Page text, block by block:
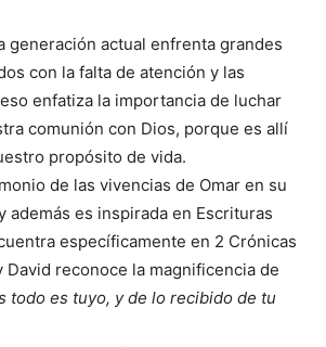
generación actual enfrenta grandes
con la falta de atención y las
enfatiza la importancia de luchar
comunión con Dios, porque es allí
propósito de vida.
de las vivencias de Omar en su
además es inspirada en Escrituras
específicamente en 2 Crónicas
David reconoce la magnificencia de
todo es tuyo, y de lo recibido de tu